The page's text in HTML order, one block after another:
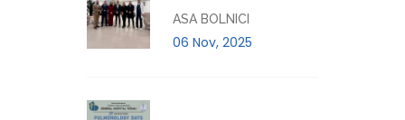
ASA BOLNICI
06 Nov, 2025